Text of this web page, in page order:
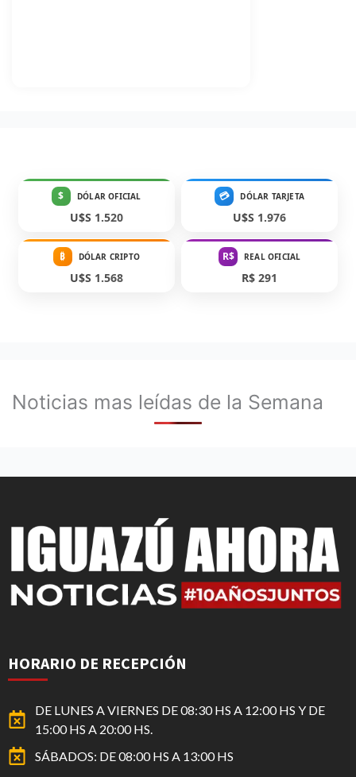
$ DÓLAR OFICIAL
U$S 1.520
💳 DÓLAR TARJETA
U$S 1.976
₿ DÓLAR CRIPTO
U$S 1.568
R$ REAL OFICIAL
R$ 291
Noticias mas leídas de la Semana
HORARIO DE RECEPCIÓN
DE LUNES A VIERNES DE 08:30 HS A 12:00 HS Y DE
15:00 HS A 20:00 HS.
SÁBADOS: DE 08:00 HS A 13:00 HS